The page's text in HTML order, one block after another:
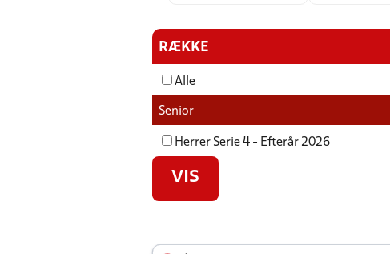
RÆKKE
Alle
Senior
Herrer Serie 4 - Efterår 2026
VIS